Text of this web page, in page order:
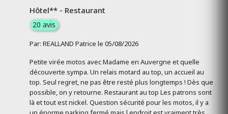
Hôtel** - Restaurant
20 avis
Par: REALLAND Patrice le 05/08/2026
Petite virée motos avec Madame en Auvergne et quelle
découverte sympa. Un relais motard au top, un accueil au
top. Seul regret, ne pas être resté plus longtemps ! Dès que
possible, on y retourne. Restaurant au top Les patrons sont
là et tout est nickel. Question sécurité pour les motos, il y a